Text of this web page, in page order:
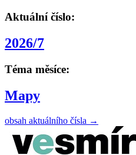
Aktuální číslo:
2026/7
Téma měsíce:
Mapy
obsah aktuálního čísla →